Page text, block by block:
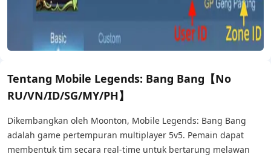
Tentang Mobile Legends: Bang Bang【No
RU/VN/ID/SG/MY/PH】
Dikembangkan oleh Moonton, Mobile Legends: Bang Bang
adalah game pertempuran multiplayer 5v5. Pemain dapat
membentuk tim secara real-time untuk bertarung melawan